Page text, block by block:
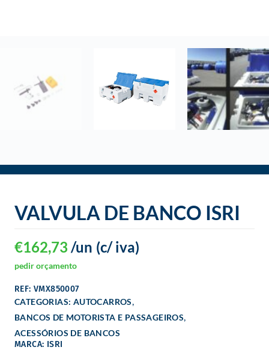
VALVULA DE BANCO ISRI
€162,73 (c/ iva)
/un
pedir orçamento
REF: VMX850007
CATEGORIAS: AUTOCARROS,
BANCOS DE MOTORISTA E PASSAGEIROS,
ACESSÓRIOS DE BANCOS
MARCA: ISRI